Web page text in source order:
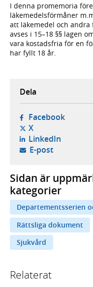
I denna promemoria
läkemedelsförmåner
att läkemedel och
avses i 15–18 §§ lagen
vara kostadsfria för en
har fyllt 18 år.
Dela
Facebook-
X- öppnas i ny
LinkedIn-
E-post- öppnar
Sidan är
kategorier
Departementsserien
Rättsliga dokument
Sjukvård
Relaterat